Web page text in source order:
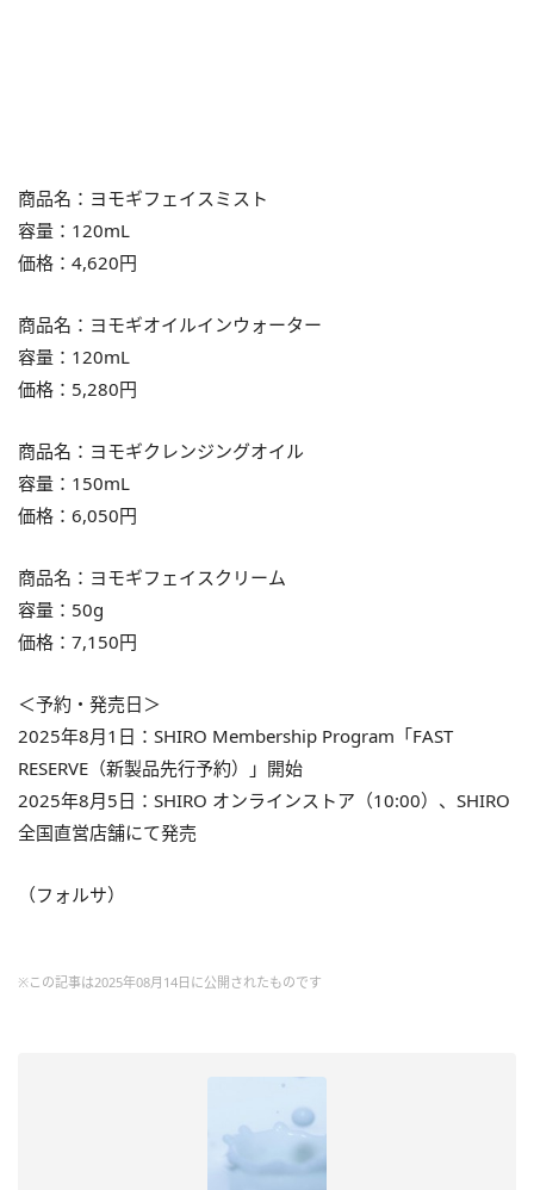
商品名：ヨモギフェイスミスト
容量：120mL
価格：4,620円
商品名：ヨモギオイルインウォーター
容量：120mL
価格：5,280円
商品名：ヨモギクレンジングオイル
容量：150mL
価格：6,050円
商品名：ヨモギフェイスクリーム
容量：50g
価格：7,150円
＜予約・発売日＞
2025年8月1日：SHIRO Membership Program「FAST
RESERVE（新製品先行予約）」開始
2025年8月5日：SHIRO オンラインストア（10:00）、SHIRO
全国直営店舗にて発売
（フォルサ）
※この記事は2025年08月14日に公開されたものです